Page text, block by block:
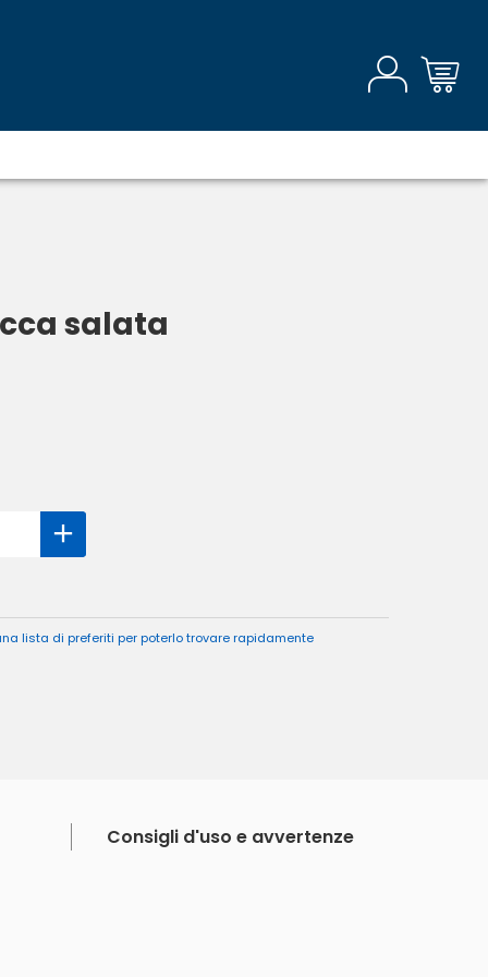
salata
lista di preferiti per poterlo trovare rapidamente
Consigli d'uso e avvertenze